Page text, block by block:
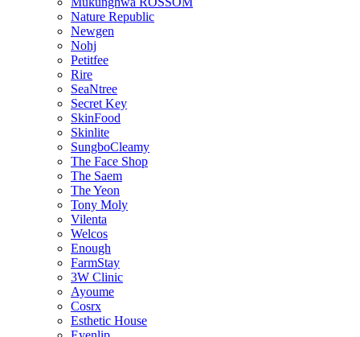
Nature Republic
Newgen
Nohj
Petitfee
Rire
SeaNtree
Secret Key
SkinFood
Skinlite
SungboCleamy
The Face Shop
The Saem
The Yeon
Tony Moly
Vilenta
Welcos
Enough
FarmStay
3W Clinic
Ayoume
Cosrx
Esthetic House